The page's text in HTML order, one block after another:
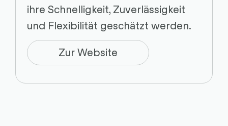
ihre Schnelligkeit, Zuverlässigkeit
und Flexibilität geschätzt werden.
Zur Website